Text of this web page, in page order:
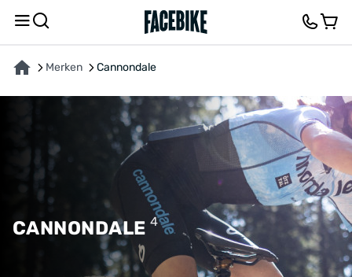
Merken Cannondale
CANNONDALE 4